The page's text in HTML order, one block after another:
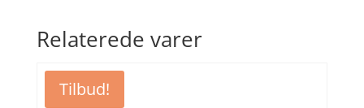
Relaterede varer
Tilbud!